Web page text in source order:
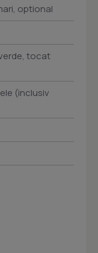
optional
tocat
(inclusiv